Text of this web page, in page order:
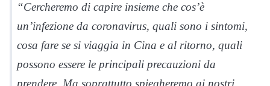
“Cercheremo di capire insieme che cos’è
un’infezione da coronavirus, quali sono i sintomi,
cosa fare se si viaggia in Cina e al ritorno, quali
possono essere le principali precauzioni da
prendere. Ma soprattutto spiegheremo ai nostri